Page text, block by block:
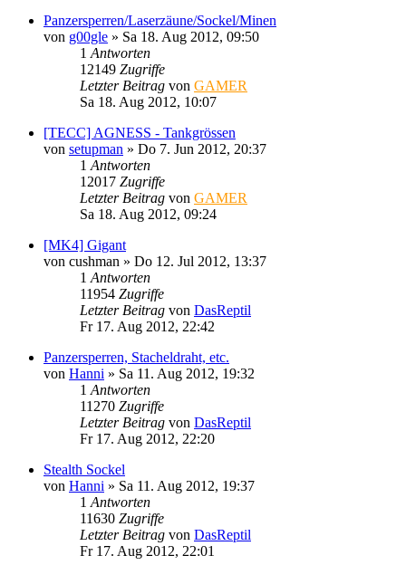
Panzersperren/Laserzäune/Sockel/Minen
von g00gle » Sa 18. Aug 2012, 09:50
1 Antworten
12149 Zugriffe
Letzter Beitrag von GAMER
Sa 18. Aug 2012, 10:07
[TECC] AGNESS - Tankgrössen
von setupman » Do 7. Jun 2012, 20:37
1 Antworten
12017 Zugriffe
Letzter Beitrag von GAMER
Sa 18. Aug 2012, 09:24
[MK4] Gigant
von cushman » Do 12. Jul 2012, 13:37
1 Antworten
11954 Zugriffe
Letzter Beitrag von DasReptil
Fr 17. Aug 2012, 22:42
Panzersperren, Stacheldraht, etc.
von Hanni » Sa 11. Aug 2012, 19:32
1 Antworten
11270 Zugriffe
Letzter Beitrag von DasReptil
Fr 17. Aug 2012, 22:20
Stealth Sockel
von Hanni » Sa 11. Aug 2012, 19:37
1 Antworten
11630 Zugriffe
Letzter Beitrag von DasReptil
Fr 17. Aug 2012, 22:01